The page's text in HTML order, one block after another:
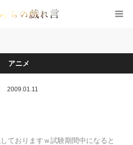
アニメ
2009.01.11
ておりますｗ試験期間中になると